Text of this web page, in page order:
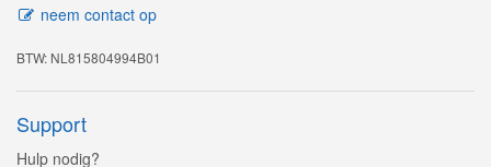
neem contact op
BTW: NL815804994B01
Support
Hulp nodig?